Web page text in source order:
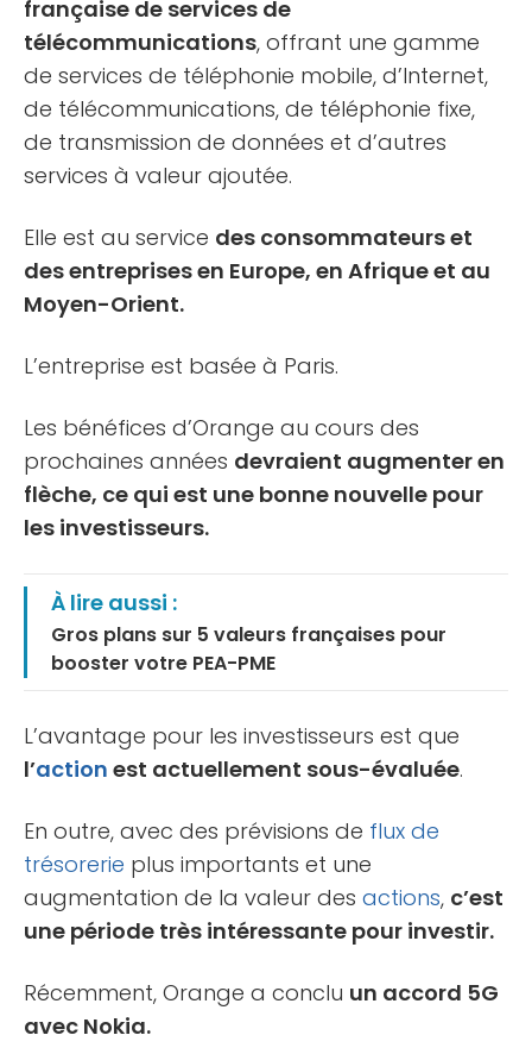
française de services de
télécommunications, offrant une gamme
de services de téléphonie mobile, d’Internet,
de télécommunications, de téléphonie fixe,
de transmission de données et d’autres
services à valeur ajoutée.
Elle est au service des consommateurs et
des entreprises en Europe, en Afrique et au
Moyen-Orient.
L’entreprise est basée à Paris.
Les bénéfices d’Orange au cours des
prochaines années devraient augmenter en
flèche, ce qui est une bonne nouvelle pour
les investisseurs.
À lire aussi :
Gros plans sur 5 valeurs françaises pour
booster votre PEA-PME
L’avantage pour les investisseurs est que
l’action est actuellement sous-évaluée.
En outre, avec des prévisions de flux de
trésorerie plus importants et une
augmentation de la valeur des actions, c’est
une période très intéressante pour investir.
Récemment, Orange a conclu un accord 5G
avec Nokia.